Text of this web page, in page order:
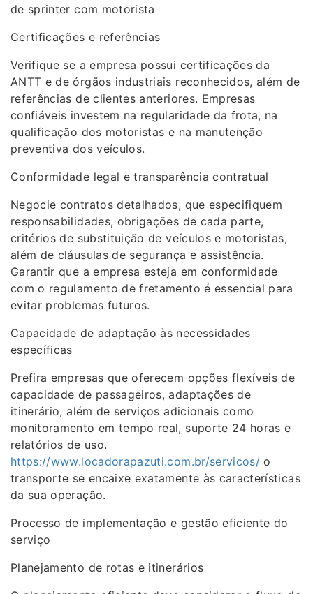
de sprinter com motorista
Certificações e referências
Verifique se a empresa possui certificações da
ANTT e de órgãos industriais reconhecidos, além de
referências de clientes anteriores. Empresas
confiáveis investem na regularidade da frota, na
qualificação dos motoristas e na manutenção
preventiva dos veículos.
Conformidade legal e transparência contratual
Negocie contratos detalhados, que especifiquem
responsabilidades, obrigações de cada parte,
critérios de substituição de veículos e motoristas,
além de cláusulas de segurança e assistência.
Garantir que a empresa esteja em conformidade
com o regulamento de fretamento é essencial para
evitar problemas futuros.
Capacidade de adaptação às necessidades
específicas
Prefira empresas que oferecem opções flexíveis de
capacidade de passageiros, adaptações de
itinerário, além de serviços adicionais como
monitoramento em tempo real, suporte 24 horas e
relatórios de uso.
https://www.locadorapazuti.com.br/servicos/ o
transporte se encaixe exatamente às características
da sua operação.
Processo de implementação e gestão eficiente do
serviço
Planejamento de rotas e itinerários